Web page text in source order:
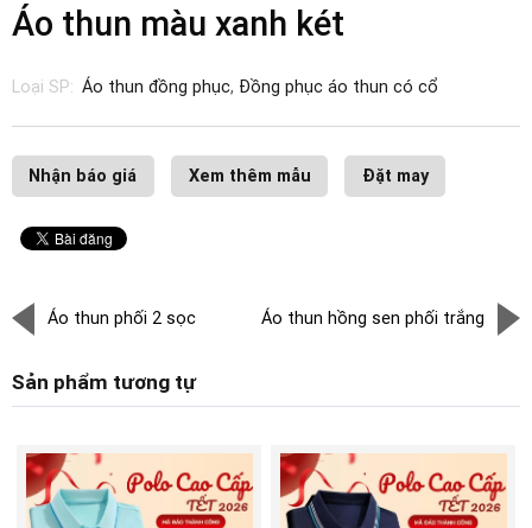
Áo thun màu xanh két
Loại SP: Áo thun đồng phục, Đồng phục áo thun có cổ
Nhận báo giá Xem thêm mẫu Đặt may
Áo thun hồng sen phối trắng
Áo thun phối 2 sọc
Sản phẩm tương tự